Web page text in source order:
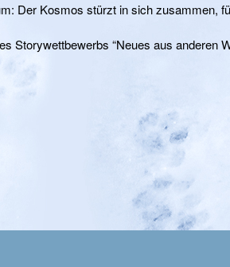
Der Kosmos stürzt in sich zusammen,
Storywettbewerbs “Neues aus anderen